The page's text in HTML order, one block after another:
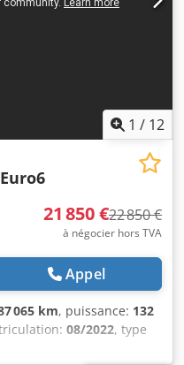
supplémentaires = -
- Radio et système
1 / 12
21 850 €22 850 €
à négocier hors TVA
Appel
065 km, puissance: 132
08/2022, type
des pneus: